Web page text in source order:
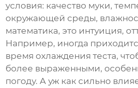
условия: качество муки,
окружающей среды,
математика, это интуиция,
Например, иногда
время охлаждения теста,
более выраженными,
погоду. А уж как сильно